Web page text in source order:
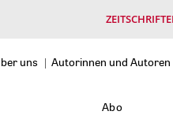
uns Autorinnen und Autoren
Abo